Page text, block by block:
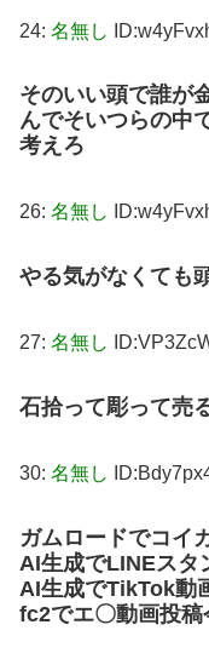
24: 名無し
そのいい頭で誰が
んでそいつらの中
考えろ
26: 名無し
やる気がなくても
27: 名無し
石拾って彫って売
30: 名無し
ガムロードでコイ
AI生成でLINEスタ
AI生成でTikTok動
fc2でエ〇動画投稿